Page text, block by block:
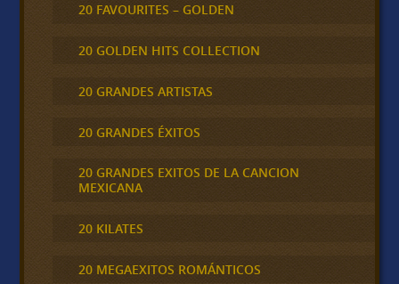
20 FAVOURITES – GOLDEN
20 GOLDEN HITS COLLECTION
20 GRANDES ARTISTAS
20 GRANDES ÉXITOS
20 GRANDES EXITOS DE LA CANCION
MEXICANA
20 KILATES
20 MEGAEXITOS ROMÁNTICOS